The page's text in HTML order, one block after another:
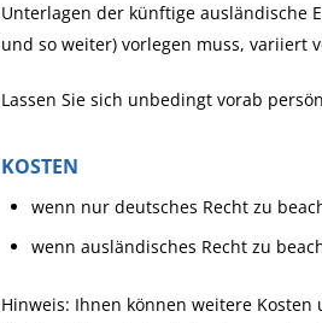
Unterlagen der künftige ausländische
und so weiter) vorlegen muss, variiert
Lassen Sie sich unbedingt vorab
KOSTEN
wenn nur deutsches Recht zu
wenn ausländisches Recht zu
Hinweis: Ihnen können weitere